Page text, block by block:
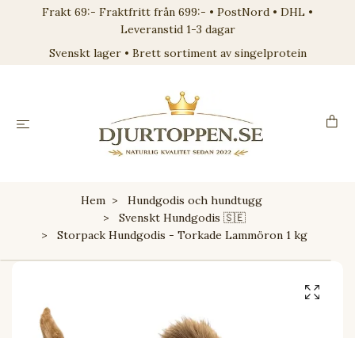
Frakt 69:- Fraktfritt från 699:- • PostNord • DHL •
Leveranstid 1-3 dagar
Svenskt lager • Brett sortiment av singelprotein
Hem
Hundgodis och hundtugg
Svenskt Hundgodis 🇸🇪
Storpack Hundgodis - Torkade Lammöron 1 kg